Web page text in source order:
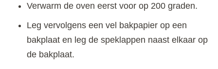
Verwarm de oven eerst voor op 200 graden.
Leg vervolgens een vel bakpapier op een
bakplaat en leg de speklappen naast elkaar op
de bakplaat.